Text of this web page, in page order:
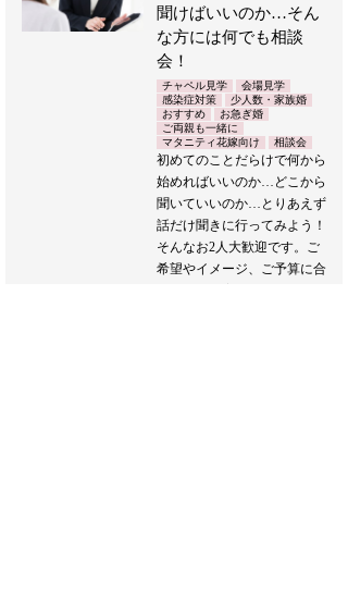
聞けばいいのか…そん
な方には何でも相談
会！
チャペル見学
会場見学
感染症対策
少人数・家族婚
おすすめ
お急ぎ婚
ご両親も一緒に
マタニティ花嫁向け
相談会
初めてのことだらけで何から
始めればいいのか…どこから
聞いていいのか…とりあえず
話だけ聞きに行ってみよう！
そんなお2人大歓迎です。ご
希望やイメージ、ご予算に合